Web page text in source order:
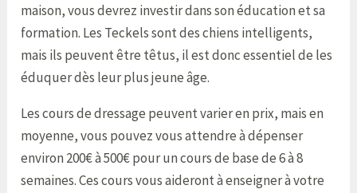
maison, vous devrez investir dans son éducation et sa
formation. Les Teckels sont des chiens intelligents,
mais ils peuvent être têtus, il est donc essentiel de les
éduquer dès leur plus jeune âge.
Les cours de dressage peuvent varier en prix, mais en
moyenne, vous pouvez vous attendre à dépenser
environ 200€ à 500€ pour un cours de base de 6 à 8
semaines. Ces cours vous aideront à enseigner à votre